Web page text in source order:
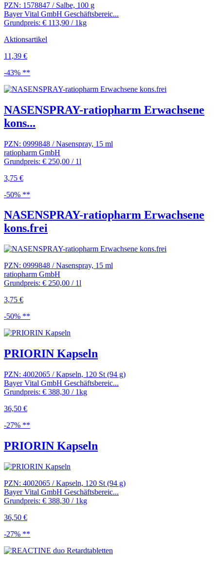
PZN: 1578847 / Salbe, 100 g
Bayer Vital GmbH Geschäftsbereic...
Grundpreis: € 113,90 / 1kg
Aktionsartikel
11,39 €
-43% **
NASENSPRAY-ratiopharm Erwachsene
kons...
PZN: 0999848 / Nasenspray, 15 ml
ratiopharm GmbH
Grundpreis: € 250,00 / 1l
3,75 €
-50% **
NASENSPRAY-ratiopharm Erwachsene
kons.frei
PZN: 0999848 / Nasenspray, 15 ml
ratiopharm GmbH
Grundpreis: € 250,00 / 1l
3,75 €
-50% **
PRIORIN Kapseln
PZN: 4002065 / Kapseln, 120 St (94 g)
Bayer Vital GmbH Geschäftsbereic...
Grundpreis: € 388,30 / 1kg
36,50 €
-27% **
PRIORIN Kapseln
PZN: 4002065 / Kapseln, 120 St (94 g)
Bayer Vital GmbH Geschäftsbereic...
Grundpreis: € 388,30 / 1kg
36,50 €
-27% **